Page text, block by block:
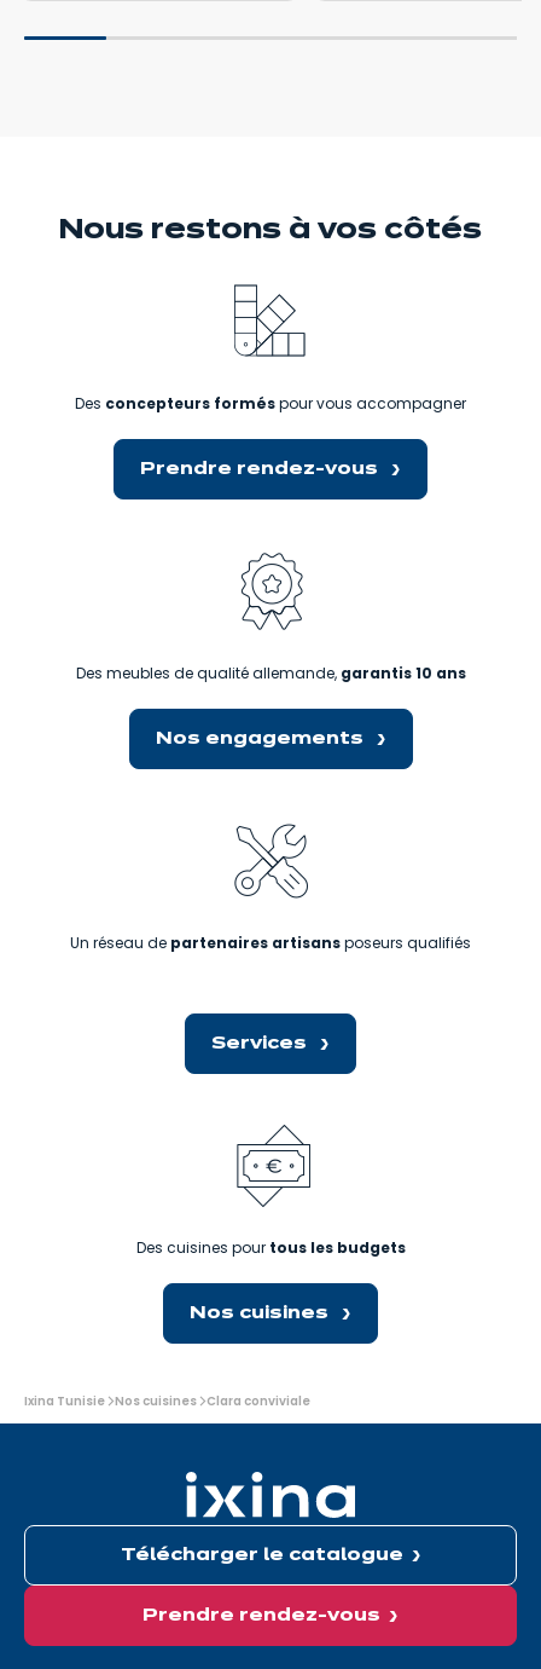
Nous restons à vos côtés
Des concepteurs forméspour vous accompagner
Prendre rendez-vous
Des meubles de qualité allemande, garantis 10 ans
Nos engagements
Un réseau de partenaires artisansposeurs qualifiés
Services
Des cuisines pour tous les budgets
Nos cuisines
Vous
êtes
Ixina Tunisie Nos cuisines Clara conviviale
Télécharger le catalogue
Prendre rendez-vous